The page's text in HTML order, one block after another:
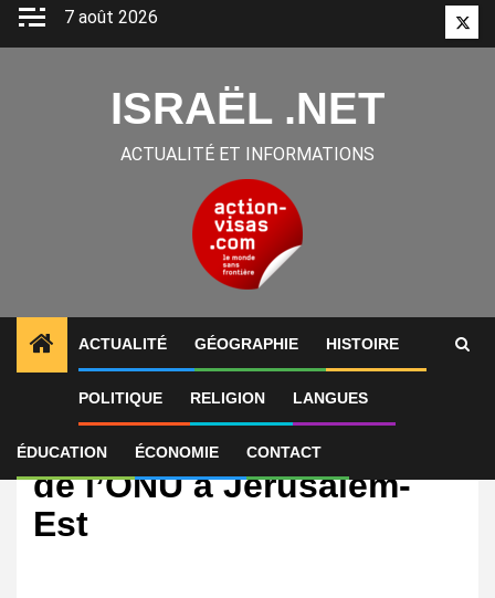
Aller
7 août 2026
ISRAËL .NET
ACTUALITÉ ET INFORMATIONS
ACTUALITÉ GÉOGRAPHIE HISTOIRE
POLITIQUE RELIGION LANGUES
ÉDUCATION ÉCONOMIE CONTACT
International
Israël détruit un bâtiment
de l’ONU à Jérusalem-
Est